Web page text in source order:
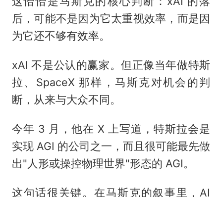
后，可能不是因为它太重视效率，而是因
为它还不够有效率。
xAI 不是公认的赢家。但正像当年做特斯
拉、SpaceX 那样，马斯克对机会的判
断，从来与大众不同。
今年 3 月，他在 X 上写道，特斯拉会是
实现 AGI 的公司之一，而且很可能最先做
出"人形或操控物理世界"形态的 AGI。
这句话很关键。在马斯克的叙事里，AI